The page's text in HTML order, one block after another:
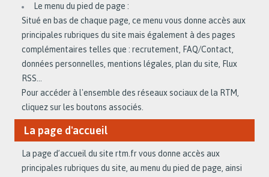
Le menu du pied de page :
Situé en bas de chaque page, ce menu vous donne accès aux
principales rubriques du site mais également à des pages
complémentaires telles que : recrutement, FAQ/Contact,
données personnelles, mentions légales, plan du site, Flux
RSS…
Pour accéder à l'ensemble des réseaux sociaux de la RTM,
cliquez sur les boutons associés.
La page d'accueil
La page d’accueil du site rtm.fr vous donne accès aux
principales rubriques du site, au menu du pied de page, ainsi